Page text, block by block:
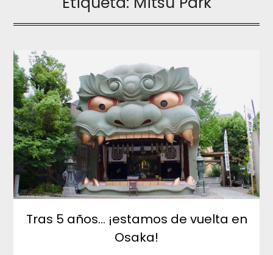
Tras 5 años… ¡estamos de vuelta en
Osaka!